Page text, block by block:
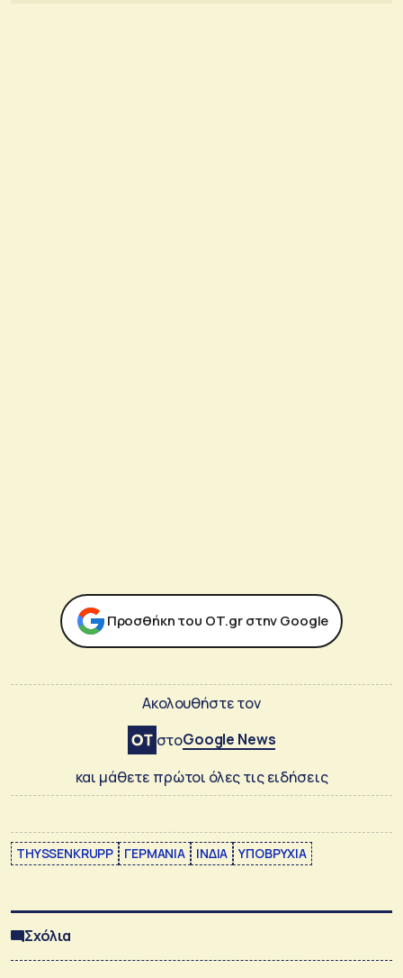
Προσθήκη του ΟΤ.gr στην Google
Ακολουθήστε τον
στοGoogle News
και μάθετε πρώτοι όλες τις ειδήσεις
THYSSENKRUPP ΓΕΡΜΑΝΙΑ ΙΝΔΙΑ ΥΠΟΒΡΥΧΙΑ
Σχόλια